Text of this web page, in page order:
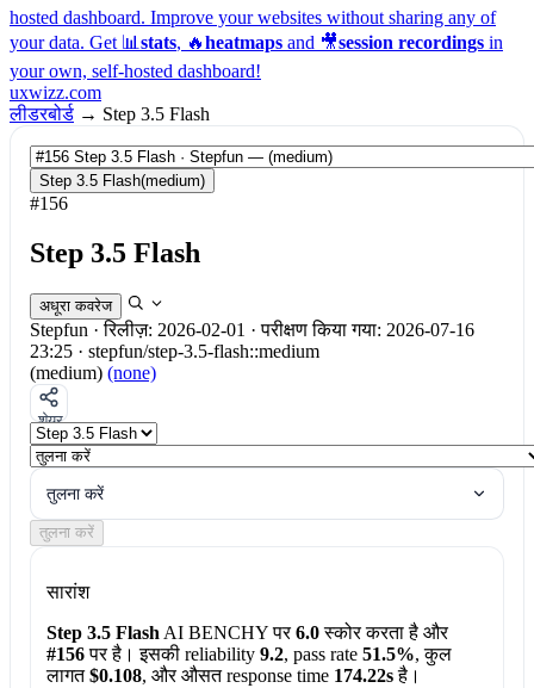
hosted dashboard. Improve your websites without sharing any of
your data. Get 📊 stats, 🔥heatmaps and 🎥session recordings in
your own, self-hosted dashboard!
uxwizz.com
लीडरबोर्ड → Step 3.5 Flash
Step 3.5 Flash(medium)
#156
Step 3.5 Flash
अधूरा कवरेज
Stepfun · रिलीज़: 2026-02-01 · परीक्षण किया गया: 2026-07-16
23:25 · stepfun/step-3.5-flash::medium
(medium) (none)
शेयर
तुलना करें
तुलना करें
सारांश
Step 3.5 Flash AI BENCHY पर6.0स्कोर करता है और
#156पर है। इसकी reliability 9.2, pass rate 51.5%, कुल
लागत$0.108, और औसत response time 174.22sहै।